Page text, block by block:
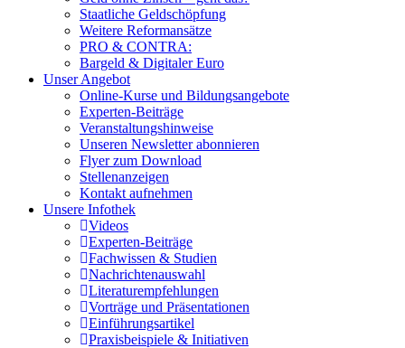
Staatliche Geldschöpfung
Weitere Reformansätze
PRO & CONTRA:
Bargeld & Digitaler Euro
Unser Angebot
Online-Kurse und Bildungsangebote
Experten-Beiträge
Veranstaltungshinweise
Unseren Newsletter abonnieren
Flyer zum Download
Stellenanzeigen
Kontakt aufnehmen
Unsere Infothek
Videos
Experten-Beiträge
Fachwissen & Studien
Nachrichtenauswahl
Literaturempfehlungen
Vorträge und Präsentationen
Einführungsartikel
Praxisbeispiele & Initiativen